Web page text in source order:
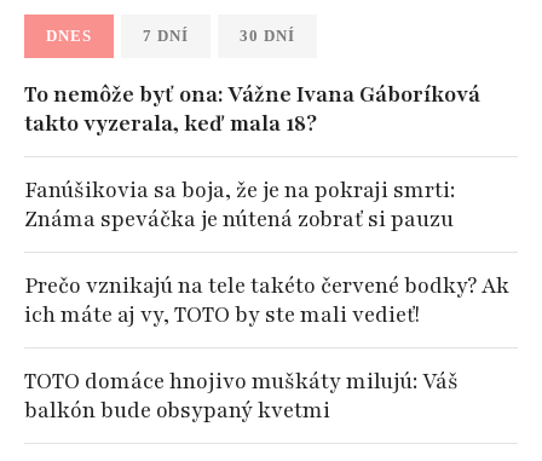
DNES 7 DNÍ 30 DNÍ
To nemôže byť ona: Vážne Ivana Gáboríková
takto vyzerala, keď mala 18?
Fanúšikovia sa boja, že je na pokraji smrti:
Známa speváčka je nútená zobrať si pauzu
Prečo vznikajú na tele takéto červené bodky? Ak
ich máte aj vy, TOTO by ste mali vedieť!
TOTO domáce hnojivo muškáty milujú: Váš
balkón bude obsypaný kvetmi